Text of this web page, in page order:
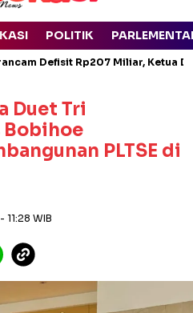
POLITIK
Defisit Rp207 Miliar, Ketua
Duet Tri
PLTSE di
- 11:28 WIB